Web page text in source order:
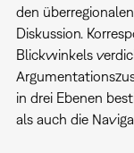
den
Diskussion.
Blickwinkels
in drei Ebenen
als auch die